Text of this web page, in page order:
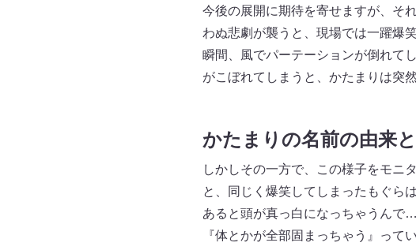
今後の展開に期待を寄せますが、そ
わぬ悲劇が襲うと、現場では一躍爆
瞬間、風でパーテーションが倒れて
がこぼれてしまうと、かたまりは突
かたまりの名前の由来
しかしその一方で、この様子をモニ
と、同じく爆笑してしまったもぐ
あると頭が真っ白になっちゃうんで
『体とかが全部固まっちゃう』って